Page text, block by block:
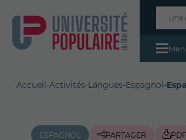
Accueil-Activités-Langues-Espagnol-
ESPAGNOL PARTAGER PDF